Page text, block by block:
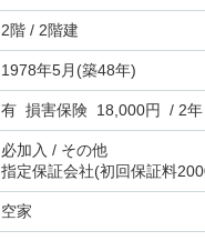
2階 / 2階建
1978年5月(築48年)
有 損害保険 18,000円 / 2年
必加入 / その他
指定保証会社(初回保証料
空家